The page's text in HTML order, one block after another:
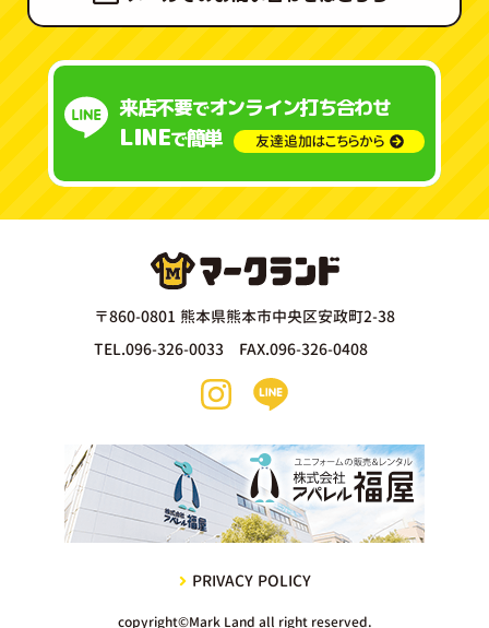
来店不要でオンライン打ち合わせ
LINEで簡単 友達追加はこちらから
〒860-0801 熊本県熊本市中央区安政町2-38
TEL.096-326-0033 FAX.096-326-0408
PRIVACY POLICY
copyright©Mark Land all right reserved.